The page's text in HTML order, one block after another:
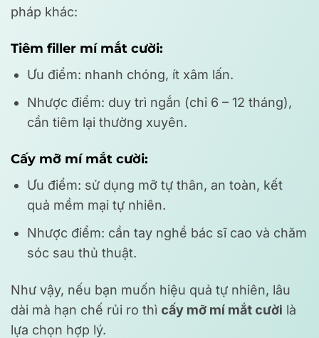
pháp khác:
Tiêm filler mí mắt cười:
Ưu điểm: nhanh chóng, ít xâm lấn.
Nhược điểm: duy trì ngắn (chỉ 6 – 12 tháng),
cần tiêm lại thường xuyên.
Cấy mỡ mí mắt cười:
Ưu điểm: sử dụng mỡ tự thân, an toàn, kết
quả mềm mại tự nhiên.
Nhược điểm: cần tay nghề bác sĩ cao và chăm
sóc sau thủ thuật.
Như vậy, nếu bạn muốn hiệu quả tự nhiên, lâu
dài mà hạn chế rủi ro thì cấy mỡ mí mắt cười là
lựa chọn hợp lý.